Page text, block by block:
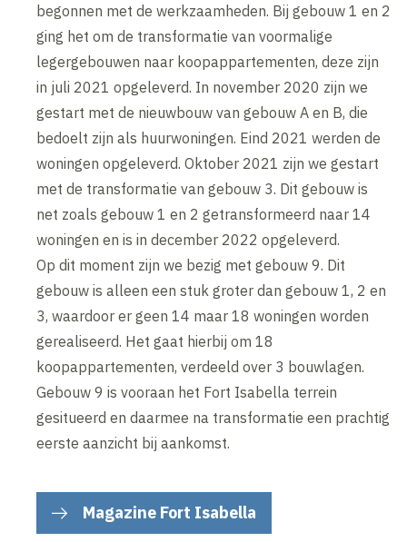
begonnen met de werkzaamheden. Bij gebouw 1 en 2
ging het om de transformatie van voormalige
legergebouwen naar koopappartementen, deze zijn
in juli 2021 opgeleverd. In november 2020 zijn we
gestart met de nieuwbouw van gebouw A en B, die
bedoelt zijn als huurwoningen. Eind 2021 werden de
woningen opgeleverd. Oktober 2021 zijn we gestart
met de transformatie van gebouw 3. Dit gebouw is
net zoals gebouw 1 en 2 getransformeerd naar 14
woningen en is in december 2022 opgeleverd.
Op dit moment zijn we bezig met gebouw 9. Dit
gebouw is alleen een stuk groter dan gebouw 1, 2 en
3, waardoor er geen 14 maar 18 woningen worden
gerealiseerd. Het gaat hierbij om 18
koopappartementen, verdeeld over 3 bouwlagen.
Gebouw 9 is vooraan het Fort Isabella terrein
gesitueerd en daarmee na transformatie een prachtig
eerste aanzicht bij aankomst.
Magazine Fort Isabella